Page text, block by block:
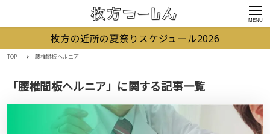
MENU
枚方の近所の夏祭りスケジュール2026
TOP 腰椎間板ヘルニア
「腰椎間板ヘルニア」に関する記事一覧